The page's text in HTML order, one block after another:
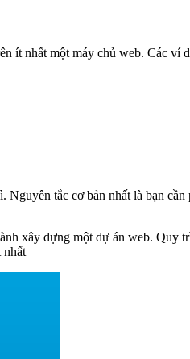
ít nhất một máy chủ web. Các ví
tắc cơ bản nhất là bạn
xây dựng một dự án web. Quy
nhất